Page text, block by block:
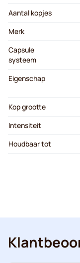
Aantal kopjes
Merk
Capsule
systeem
Eigenschap
Kop grootte
Intensiteit
Houdbaar tot